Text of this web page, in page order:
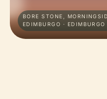
BORE STONE,
EDIMBURGO · EDIMBURGO